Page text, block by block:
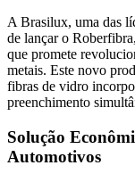
A Brasilux, uma das
de lançar o
que promete
metais. Este novo
fibras de vidro
preenchimento
Solução
Automotivos